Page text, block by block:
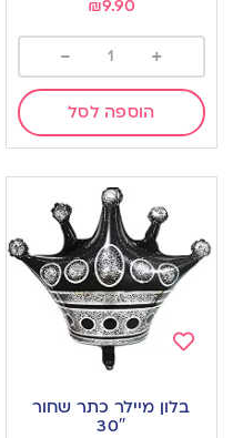
₪9.90
+
-
הוספה לסל
wishlist
בלון מיילר כתר שחור
30″